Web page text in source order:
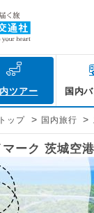
ツアー 国内
ップ > 国内旅行 >
マーク 茨城空